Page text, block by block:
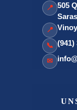
📍 505
📍
📞 (941)
✉